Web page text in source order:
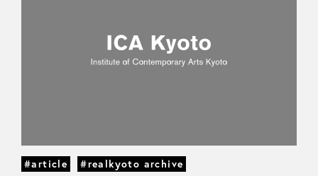
#article
#realkyoto archive